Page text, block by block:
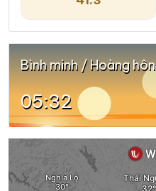
Bình minh / Hoàng hôn
05:32